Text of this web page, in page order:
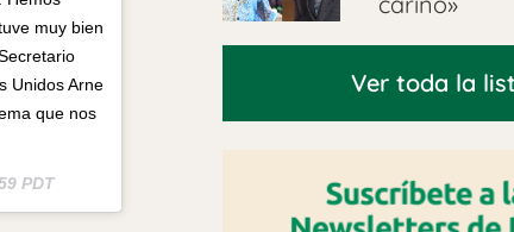
muy bien
Unidos Arne
que nos
PDT
Ver toda la